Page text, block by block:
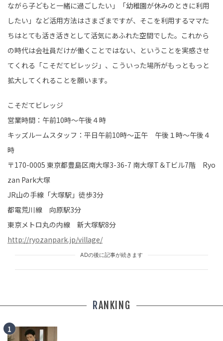
ながら子どもと一緒に過ごしたい」「幼稚園が休みのときに利用
したい」など活用方法はさまざまですが、そこを利用するママた
ちはとても活き活きとして活気にあふれた空間でした。これから
の時代は会社員だけが働くことではない、ということを実感させ
てくれる「こそだてビレッジ」、こういった場所がもっともっと
拡大してくれることを願います。
こそだてビレッジ
営業時間：午前10時～午後４時
キッズルームスタッフ：平日午前10時～正午 午後１時～午後４
時
〒170-0005 東京都豊島区南大塚3-36-7 南大塚T＆Tビル7階 Ryo
zan Park大塚
JR山の手線「大塚駅」徒歩3分
都電荒川線 向原駅3分
東京メトロ丸の内線 新大塚駅8分
http://ryozanpark.jp/village/
ADの後に記事が続きます
RANKING